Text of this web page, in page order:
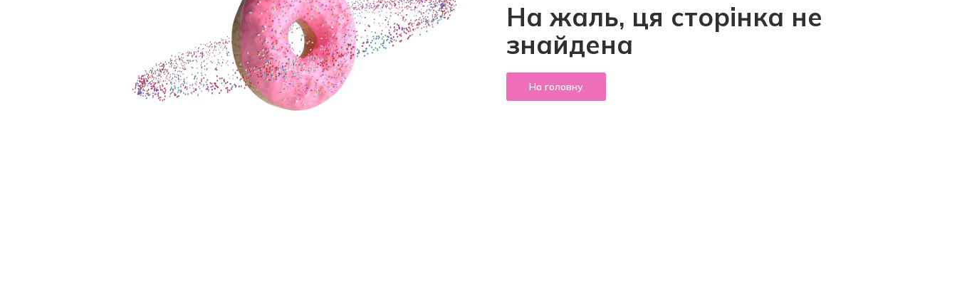
На жаль, ця сторінка не
знайдена
На головну